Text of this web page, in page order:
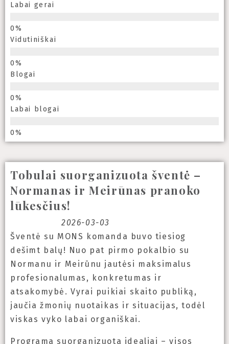
Labai gerai
Vidutiniškai
Blogai
Labai blogai
Tobulai suorganizuota šventė –
Normanas ir Meirūnas pranoko
lūkesčius!
2026-03-03
Šventė su MONS komanda buvo tiesiog
dešimt balų! Nuo pat pirmo pokalbio su
Normanu ir Meirūnu jautėsi maksimalus
profesionalumas, konkretumas ir
atsakomybė. Vyrai puikiai skaito publiką,
jaučia žmonių nuotaikas ir situacijas, todėl
viskas vyko labai organiškai.
Programa suorganizuota idealiai – visos